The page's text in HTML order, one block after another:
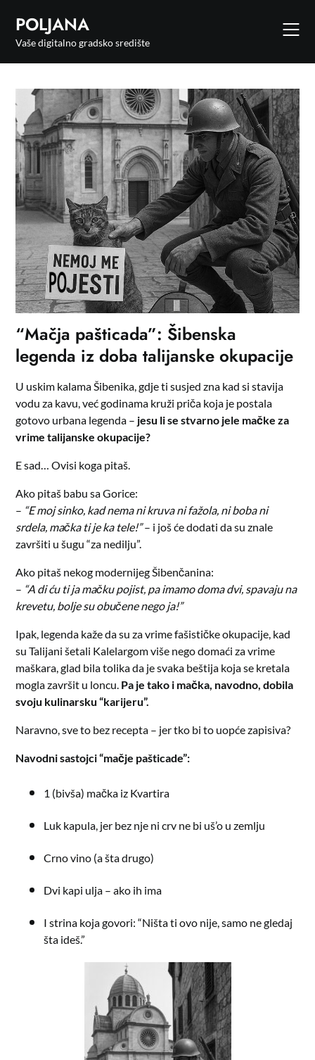
POLJANA
Vaše digitalno gradsko središte
“Mačja pašticada”: Šibenska
legenda iz doba talijanske okupacije
U uskim kalama Šibenika, gdje ti susjed zna kad si stavija
vodu za kavu, već godinama kruži priča koja je postala
gotovo urbana legenda – jesu li se stvarno jele mačke za
vrime talijanske okupacije?
E sad… Ovisi koga pitaš.
Ako pitaš babu sa Gorice:
– “E moj sinko, kad nema ni kruva ni fažola, ni boba ni
srdela, mačka ti je ka tele!”– i još će dodati da su znale
završiti u šugu “za nedilju”.
Ako pitaš nekog modernijeg Šibenčanina:
– “A di ću ti ja mačku pojist, pa imamo doma dvi, spavaju na
krevetu, bolje su obučene nego ja!”
Ipak, legenda kaže da su za vrime fašističke okupacije, kad
su Talijani šetali Kalelargom više nego domaći za vrime
maškara, glad bila tolika da je svaka beštija koja se kretala
mogla završit u loncu. Pa je tako i mačka, navodno, dobila
svoju kulinarsku “karijeru”.
Naravno, sve to bez recepta – jer tko bi to uopće zapisiva?
Navodni sastojci “mačje pašticade”:
1 (bivša) mačka iz Kvartira
Luk kapula, jer bez nje ni crv ne bi uš’o u zemlju
Crno vino (a šta drugo)
Dvi kapi ulja – ako ih ima
I strina koja govori: “Ništa ti ovo nije, samo ne gledaj
šta ideš.”